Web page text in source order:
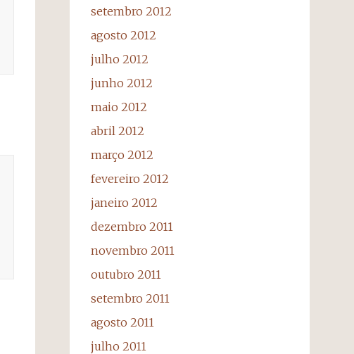
setembro 2012
agosto 2012
julho 2012
junho 2012
maio 2012
abril 2012
março 2012
fevereiro 2012
janeiro 2012
dezembro 2011
novembro 2011
outubro 2011
setembro 2011
agosto 2011
julho 2011